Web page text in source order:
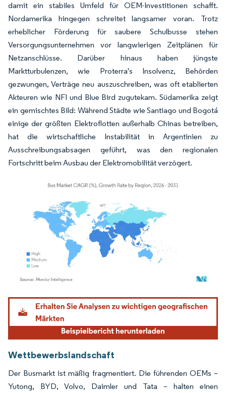
damit ein stabiles Umfeld für OEM-Investitionen schafft.
Nordamerika hingegen schreitet langsamer voran. Trotz
erheblicher Förderung für saubere Schulbusse stehen
Versorgungsunternehmen vor langwierigen Zeitplänen für
Netzanschlüsse. Darüber hinaus haben jüngste
Marktturbulenzen, wie Proterra's Insolvenz, Behörden
gezwungen, Verträge neu auszuschreiben, was oft etablierten
Akteuren wie NFI und Blue Bird zugutekam. Südamerika zeigt
ein gemischtes Bild: Während Städte wie Santiago und Bogotá
einige der größten Elektroflotten außerhalb Chinas betreiben,
hat die wirtschaftliche Instabilität in Argentinien zu
Ausschreibungsabsagen geführt, was den regionalen
Fortschritt beim Ausbau der Elektromobilität verzögert.
Bild © Mordor Intelligence. Wiederverwendung erfordert Namensnennung gemäß
Wettbewerbslandschaft
Der Busmarkt ist mäßig fragmentiert. Die führenden OEMs –
Yutong, BYD, Volvo, Daimler und Tata – halten einen